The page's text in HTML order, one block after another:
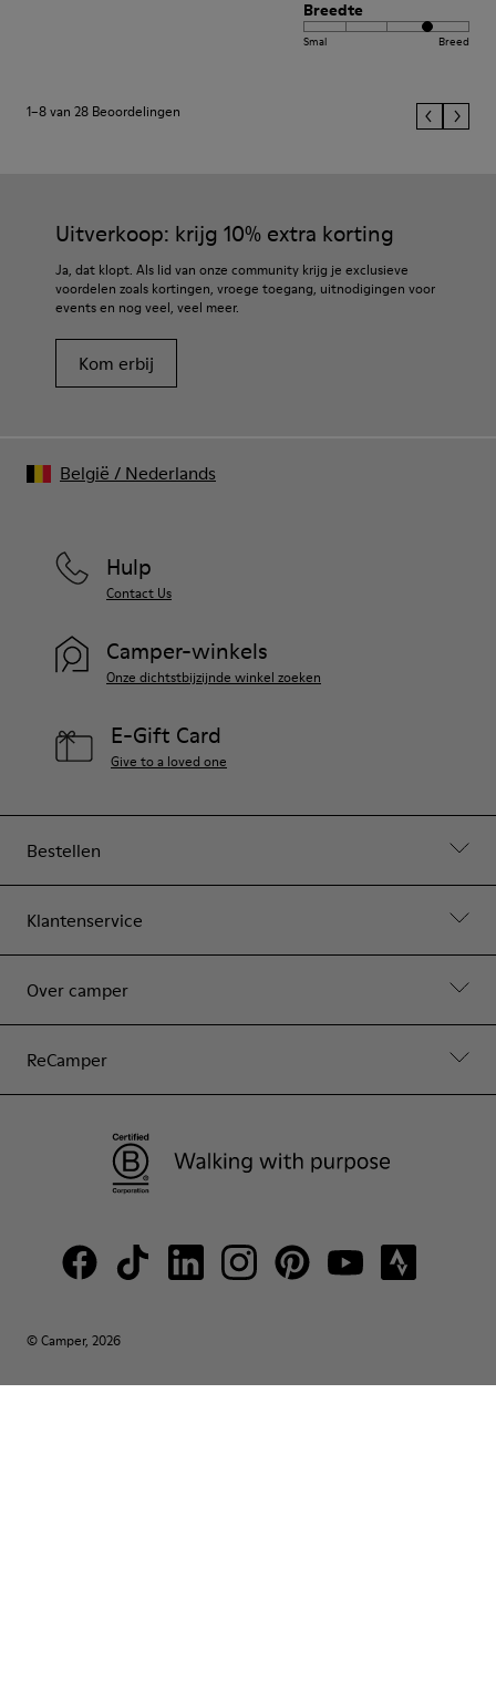
Breedte
Smal Breed
1–8 van 28 Beoordelingen
Uitverkoop: krijg 10% extra korting
Ja, dat klopt. Als lid van onze community krijg je exclusieve
voordelen zoals kortingen, vroege toegang, uitnodigingen voor
events en nog veel, veel meer.
Kom erbij
Bestellen
Klantenservice
Over camper
ReCamper
Hulp
Contact Us
Camper-winkels
Onze dichtstbijzijnde winkel zoeken
E-Gift Card
Give to a loved one
© Camper, 2026
België / Nederlands